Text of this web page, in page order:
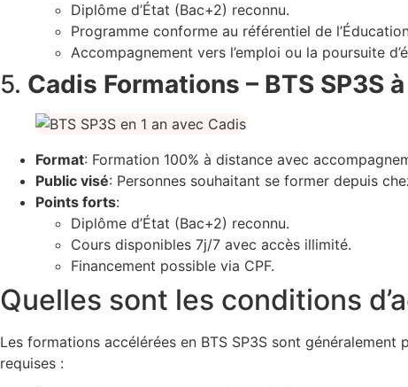
Diplôme d’État (Bac+2) reconnu.
Programme conforme au référentiel de
Accompagnement vers l’emploi ou la poursuite
5. Cadis Formations – BTS SP3S
Format: Formation 100% à distance avec
Public visé: Personnes souhaitant se former depuis
Points forts:
Diplôme d’État (Bac+2) reconnu.
Cours disponibles 7j/7 avec accès illimité.
Financement possible via CPF.
Quelles sont les conditions
Les formations accélérées en BTS SP3S sont
requises :